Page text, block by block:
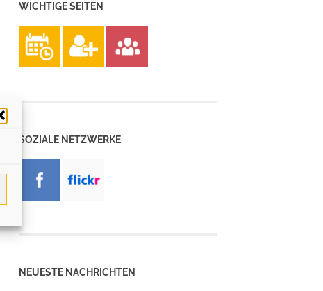
WICHTIGE SEITEN
SOZIALE NETZWERKE
NEUESTE NACHRICHTEN